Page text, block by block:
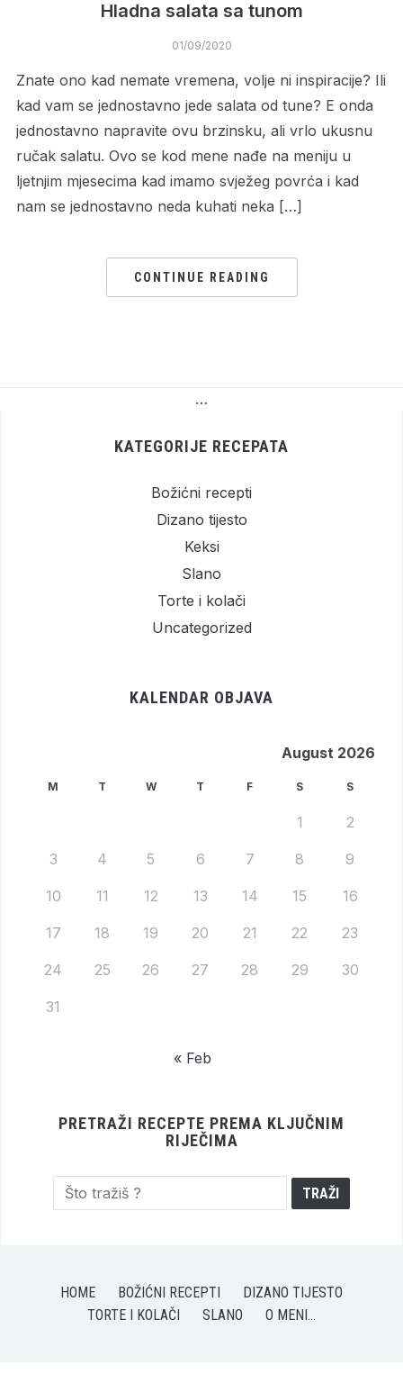
Hladna salata sa tunom
01/09/2020
Znate ono kad nemate vremena, volje ni inspiracije? Ili
kad vam se jednostavno jede salata od tune? E onda
jednostavno napravite ovu brzinsku, ali vrlo ukusnu
ručak salatu. Ovo se kod mene nađe na meniju u
ljetnjim mjesecima kad imamo svježeg povrća i kad
nam se jednostavno neda kuhati neka […]
CONTINUE READING
…
KATEGORIJE RECEPATA
Božićni recepti
Dizano tijesto
Keksi
Slano
Torte i kolači
Uncategorized
KALENDAR OBJAVA
August 2026
M T W T F S S
1 2
3 4 5 6 7 8 9
10 11 12 13 14 15 16
17 18 19 20 21 22 23
24 25 26 27 28 29 30
31
« Feb
PRETRAŽI RECEPTE PREMA KLJUČNIM
RIJEČIMA
HOME BOŽIĆNI RECEPTI
DIZANO TIJESTO
TORTE I KOLAČI
SLANO O MENI…